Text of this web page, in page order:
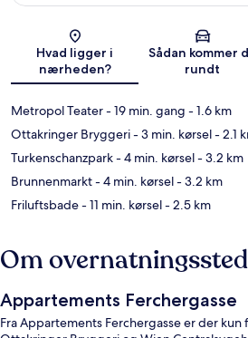
Kort
Hvad ligger i
nærheden?
Sådan kommer
rundt
Metropol Teater- 19 min. gang - 1.6 km
Ottakringer Bryggeri- 3 min. kørsel- 2.1
Turkenschanzpark- 4 min. kørsel- 3.2 km
Brunnenmarkt- 4 min. kørsel- 3.2 km
Friluftsbade- 11 min. kørsel- 2.5 km
Om
Appartements Ferchergasse
Fra Appartements Ferchergasse er der